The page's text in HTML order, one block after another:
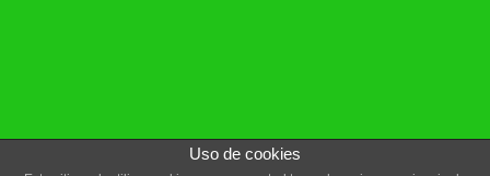
Uso de cookies